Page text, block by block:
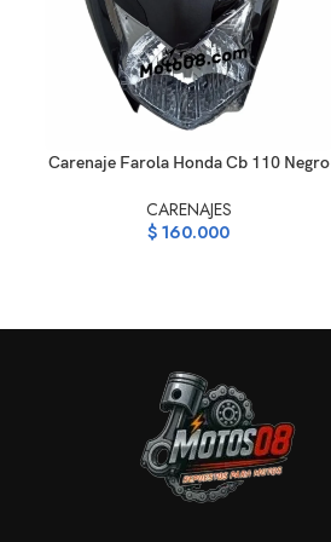
AÑADIR AL CARRITO
Carenaje Farola Honda Cb 110 Negro
CARENAJES
$ 160.000